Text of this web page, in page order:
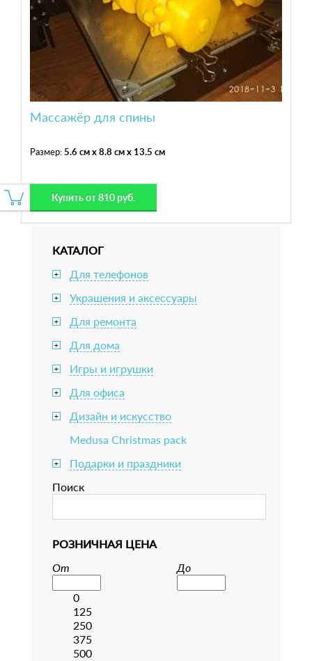
Массажёр для спины
Размер: 5.6 см x 8.8 см x 13.5 см
Купить от 810 руб.
КАТАЛОГ
+ Для телефонов
+ Украшения и аксессуары
+ Для ремонта
+ Для дома
+ Игры и игрушки
+ Для офиса
+
Дизайн и искусство
Medusa Christmas pack
+
Подарки и праздники
Поиск
РОЗНИЧНАЯ ЦЕНА
От
До
0
125
250
375
500